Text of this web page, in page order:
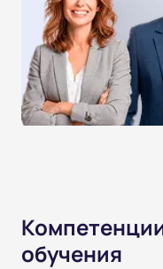
обучения